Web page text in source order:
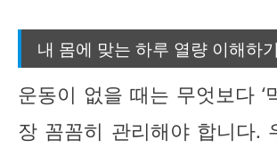
내 몸에 맞는 하루 열량 이해하기
운동이 없을 때는 무엇보다 ‘
장 꼼꼼히 관리해야 합니다.